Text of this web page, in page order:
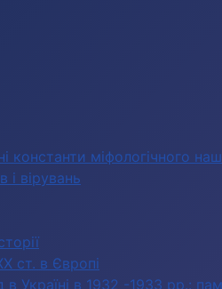
константи міфологічного
і вірувань
ст. в Європі
в Україні в 1932 -1933 рр.: